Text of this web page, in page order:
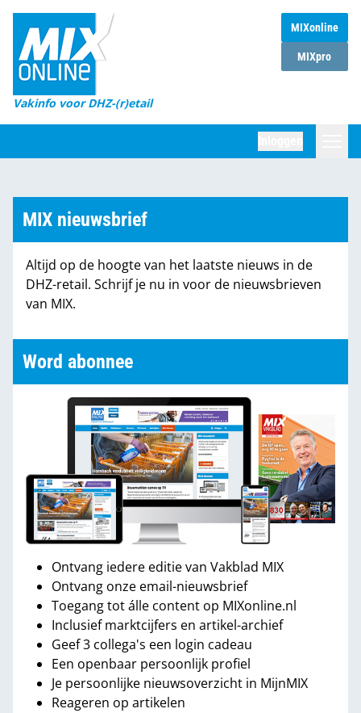
MIXonline
MIXpro
Vakinfo voor DHZ-(r)etail
Home
Magazines
DHZ Sessie
Marktcijfers
Partners
MIX nieuwsbrief
Altijd op de hoogte van het laatste nieuws in de
DHZ-retail. Schrijf je nu in voor de nieuwsbrieven
van MIX.
Word abonnee
Ontvang iedere editie van Vakblad MIX
Ontvang onze email-nieuwsbrief
Toegang tot álle content op MIXonline.nl
Inclusief marktcijfers en artikel-archief
Geef 3 collega's een login cadeau
Een openbaar persoonlijk profiel
Je persoonlijke nieuwsoverzicht in MijnMIX
Reageren op artikelen